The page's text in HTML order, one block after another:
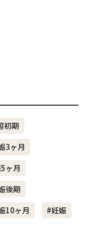
初期
3ヶ月
ヶ月
後期
10ヶ月
#妊娠